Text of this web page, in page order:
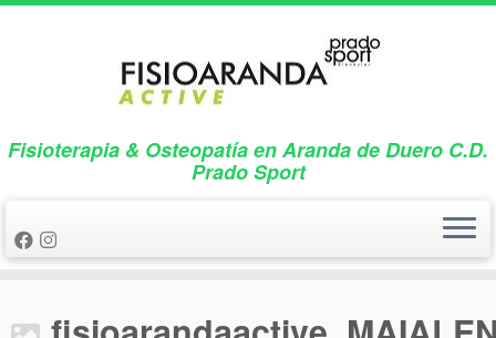
Saltar
Fisioterapia & Osteopatía en Aranda de Duero C.D.
Prado Sport